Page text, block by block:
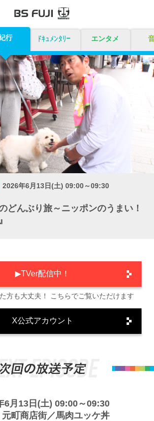
行 ドキュメンタリー エンタメ
2026年6月13日(土) 09:00～09:30
どんぶり旅～ニッポンのうまい！
▶TVer配信中！
方も大丈夫！ こちらでご覧いただけます
X公式アカウント
6月13日(土) 09:00～09:30
町商店街／馬肉ユッケ丼